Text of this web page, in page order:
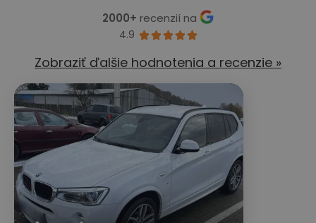
2000+ recenzií na
4.9 
Zobraziť ďalšie hodnotenia a recenzie »